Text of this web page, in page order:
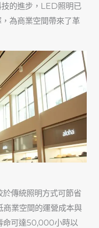
的進步，LED照明已
為商業空間帶來了革
傳統照明方式可節省
業空間的運營成本與
命可達50,000小時以